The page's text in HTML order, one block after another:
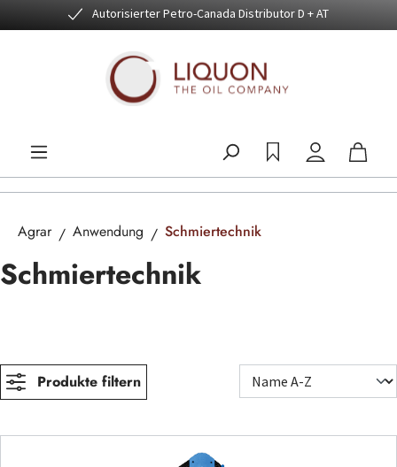
Zum Hauptinhalt springenAutorisierter Petro-Canada Distributor D + AT
Agrar Anwendung Schmiertechnik
Schmiertechnik
Produkte filtern